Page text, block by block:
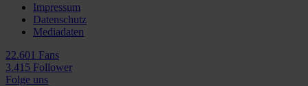
Impressum
Datenschutz
Mediadaten
22.601 Fans
3.415 Follower
Folge uns